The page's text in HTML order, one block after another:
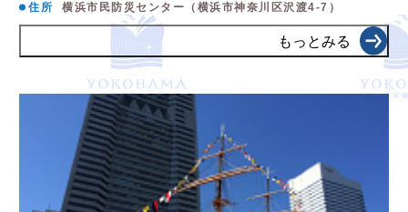
住所
横浜市民防災センター（横浜市神奈川区沢渡4-7）
もっとみる